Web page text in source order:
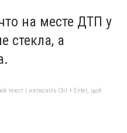
на месте ДТП у
стекла, а
текст і натисніть Ctrl + Enter, щоб